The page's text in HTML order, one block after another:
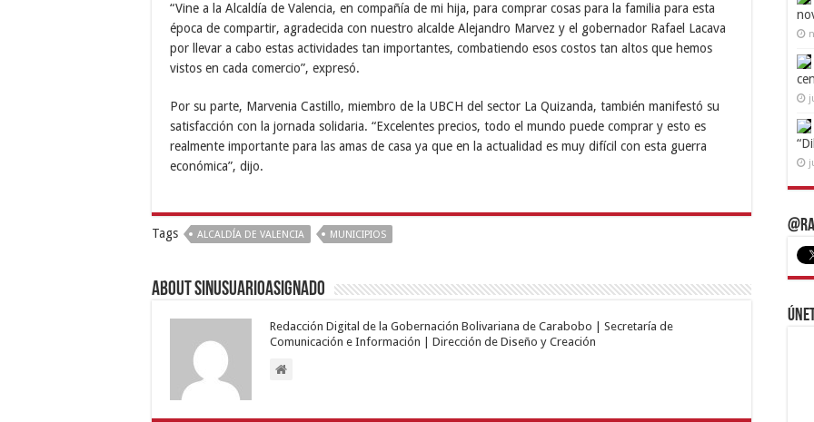
“Vine a la Alcaldía de Valencia, en compañía de mi hija, para comprar cosas para la familia para esta
época de compartir, agradecida con nuestro alcalde Alejandro Marvez y el gobernador Rafael Lacava
por llevar a cabo estas actividades tan importantes, combatiendo esos costos tan altos que hemos
vistos en cada comercio”, expresó.
Por su parte, Marvenia Castillo, miembro de la UBCH del sector La Quizanda, también manifestó su
satisfacción con la jornada solidaria. “Excelentes precios, todo el mundo puede comprar y esto es
realmente importante para las amas de casa ya que en la actualidad es muy difícil con esta guerra
económica”, dijo.
Tags ALCALDÍA DE VALENCIA MUNICIPIOS
About sinusuarioasignado
Redacción Digital de la Gobernación Bolivariana de Carabobo | Secretaría de
Comunicación e Información | Dirección de Diseño y Creación